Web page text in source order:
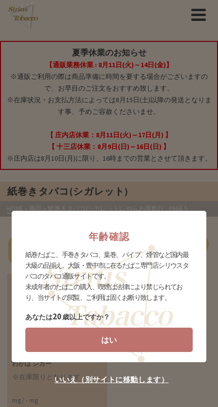
夏季休業のお知らせ
【通販業務休業 : 8月11日(火)～14日(金)】
※通販ご利用の際は商品準備に時間を要する場合がございますの
で、お早目のご注文をおすすめ致します。
※在庫状況・お支払方法によっては8月15日(土)以降の発送となりま
す事、予めご容赦くださいませ。
【 庄内店休業：8月11日(火)～17日(月) 】
【 十三店休業：8月9日(日)～16日(日) 】
※庄内店は8月10日(月)に限り、16時までの営業とさせて頂きます。
紙巻きタバコ(シガレット)
HOME » 商品 » 紙巻きタバコ(シガレット) - やらわ英数行 - PAGE 5
た行 な行 は行
わかば シガー
※在庫限りとなります
mg/ - mg
年齢確認
紙巻たばこ、手巻きタバコ、葉巻、パイプ、煙管など国内最
大級の品揃え。大阪・豊中市に在るたばこ専門店シリウスタ
バコのタバコ通販サイトです。
未成年者のたばこの購入、喫煙は法律により禁じられてお
り、当サイトの閲覧、ご利用は固くお断り致します。
あなたは20歳以上ですか？
はい
いいえ（別サイトに移動します）